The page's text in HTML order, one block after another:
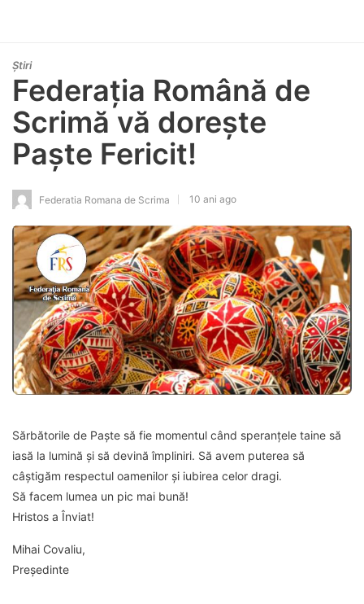
Știri
Federația Română de
Scrimă vă dorește
Paște Fericit!
Federatia Romana de Scrima 10 ani ago
Sărbătorile de Paște să fie momentul când speranțele taine să
iasă la lumină și să devină împliniri. Să avem puterea să
câștigăm respectul oamenilor și iubirea celor dragi.
Să facem lumea un pic mai bună!
Hristos a Înviat!
Mihai Covaliu,
Președinte